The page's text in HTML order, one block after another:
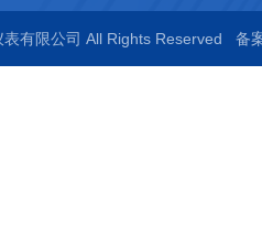
有限公司 All Rights Reserved 备